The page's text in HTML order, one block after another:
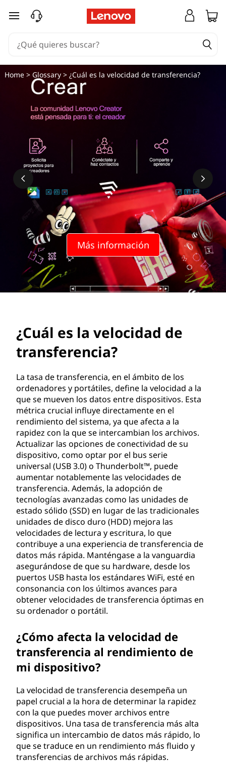
é
i
Ir al contenido principal
Más información
Home> Glossary> ¿Cuál es la velocidad de transferencia?
¿Cuál es la velocidad de
transferencia?
La tasa de transferencia, en el ámbito de los
ordenadores y portátiles, define la velocidad a la
que se mueven los datos entre dispositivos. Esta
métrica crucial influye directamente en el
rendimiento del sistema, ya que afecta a la
rapidez con la que se intercambian los archivos.
Actualizar las opciones de conectividad de su
dispositivo, como optar por el bus serie
universal (USB 3.0) o Thunderbolt™, puede
aumentar notablemente las velocidades de
transferencia. Además, la adopción de
tecnologías avanzadas como las unidades de
estado sólido (SSD) en lugar de las tradicionales
unidades de disco duro (HDD) mejora las
velocidades de lectura y escritura, lo que
contribuye a una experiencia de transferencia de
datos más rápida. Manténgase a la vanguardia
asegurándose de que su hardware, desde los
puertos USB hasta los estándares WiFi, esté en
consonancia con los últimos avances para
obtener velocidades de transferencia óptimas en
su ordenador o portátil.
¿Cómo afecta la velocidad de
transferencia al rendimiento de
mi dispositivo?
La velocidad de transferencia desempeña un
papel crucial a la hora de determinar la rapidez
con la que puedes mover archivos entre
dispositivos. Una tasa de transferencia más alta
significa un intercambio de datos más rápido, lo
que se traduce en un rendimiento más fluido y
transferencias de archivos más rápidas.